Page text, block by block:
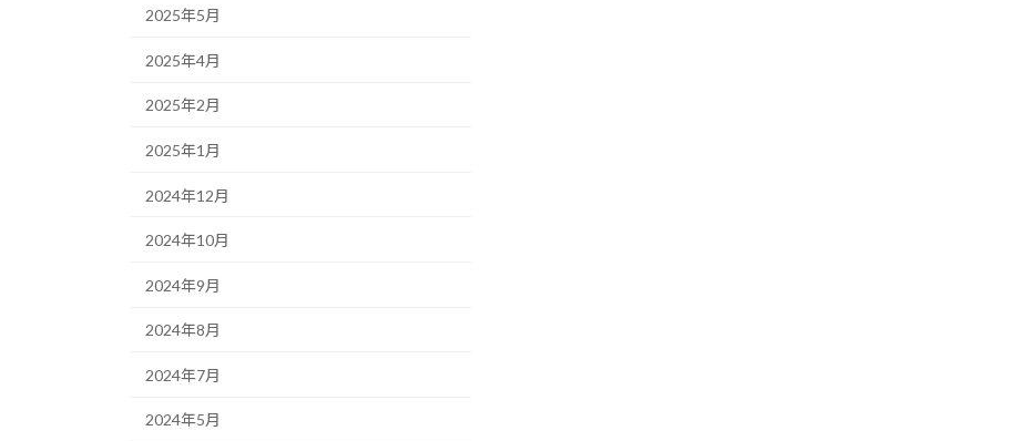
2025年5月
2025年4月
2025年2月
2025年1月
2024年12月
2024年10月
2024年9月
2024年8月
2024年7月
2024年5月